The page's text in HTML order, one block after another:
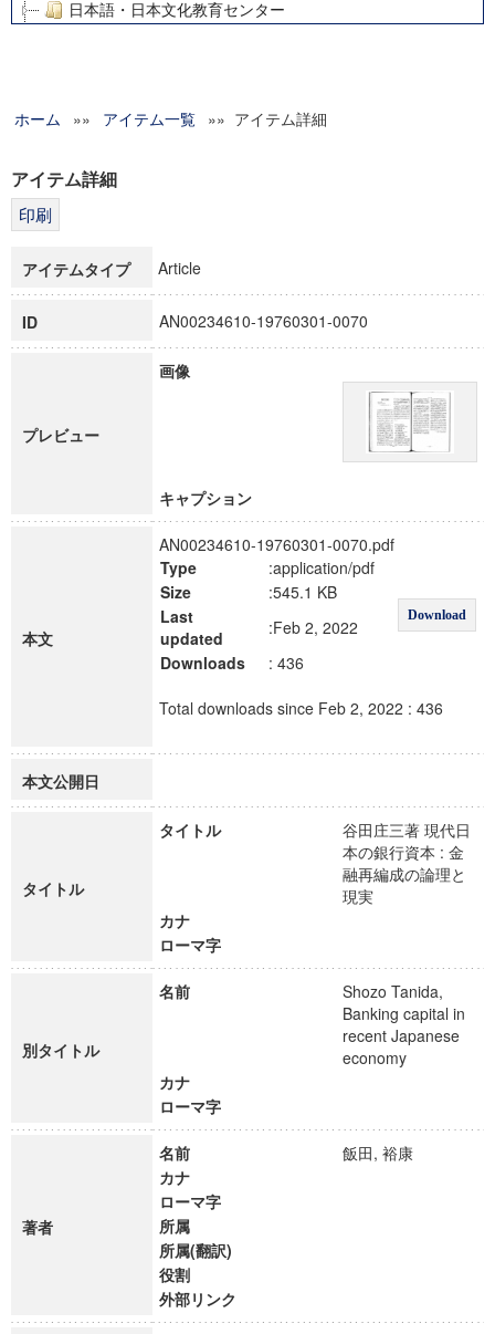
日本語・日本文化教育センター
グローバルリサーチインスティテュート
科学研究費補助金研究成果報告書
博士課程教育リーディングプログラム「超成熟社会発展のサ
ホーム »» アイテム一覧 »» アイテム詳細
アイテム詳細
アイテムタイプ Article
ID AN00234610-19760301-0070
プレビュー
画像
キャプション
本文
AN00234610-19760301-0070.pdf
Type
:application/pdf
Download
Size
:545.1 KB
Last
updated
:Feb 2, 2022
Downloads
: 436
Total downloads since Feb 2, 2022 : 436
本文公開日
タイトル
タイトル
谷田庄三著 現代日
本の銀行資本 : 金
融再編成の論理と
現実
カナ
ローマ字
別タイトル
名前
Shozo Tanida,
Banking capital in
recent Japanese
economy
カナ
ローマ字
著者
名前
飯田, 裕康
カナ
ローマ字
所属
所属(翻訳)
役割
外部リンク